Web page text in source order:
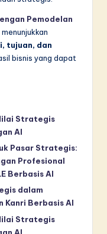
Pemodelan
tujuan, dan
bisnis yang dapat
Strategis
AI
Pasar Strategis:
Profesional
Berbasis AI
dalam
Kanri Berbasis AI
Strategis
AI